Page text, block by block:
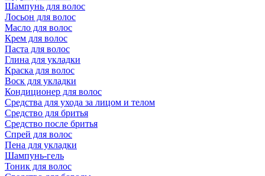
Шампунь для волос
Лосьон для волос
Масло для волос
Крем для волос
Паста для волос
Глина для укладки
Краска для волос
Воск для укладки
Кондиционер для волос
Средства для ухода за лицом и телом
Средство для бритья
Средство после бритья
Спрей для волос
Пена для укладки
Шампунь-гель
Тоник для волос